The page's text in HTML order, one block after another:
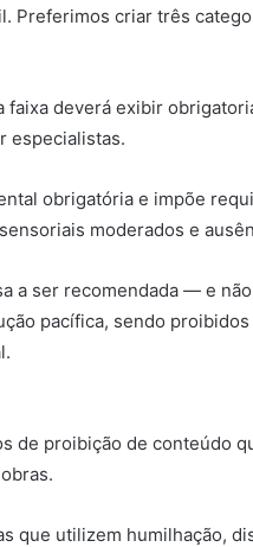
Preferimos criar três
faixa deverá exibir
especialistas.
obrigatória e impõe
moderados e
a ser recomendada — e
pacífica, sendo
de proibição de conteúdo
que utilizem humilhação,